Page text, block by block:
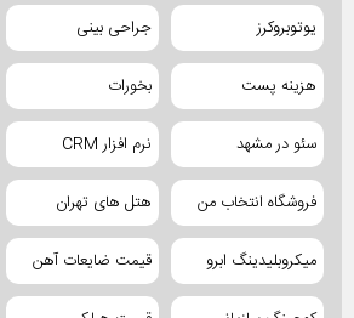
یوتوبروکرز جراحی بینی
هزینه پست بخورات
سئو در مشهد نرم افزار CRM
فروشگاه انتخاب من هتل های تهران
میکروبلیدینگ ابرو قیمت ضایعات آهن